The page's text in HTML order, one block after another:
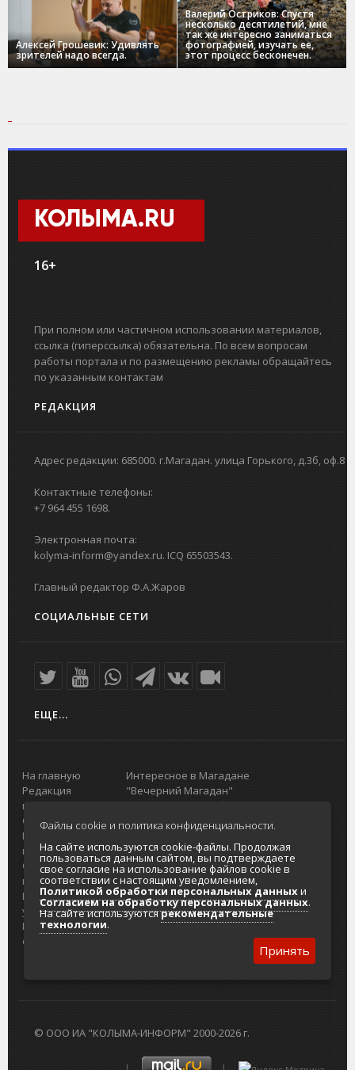
Алексей Грошевик: Удивлять
зрителей надо всегда.
Валерий Остриков: Спустя
несколько десятилетий, мне
так же интересно заниматься
фотографией, изучать ее,
этот процесс бесконечен.
КОЛЫМА.RU
16+
При полном или частичном использовании материалов,
ссылка (гиперссылка) обязательна. По всем вопросам
работы портала и по размещению рекламы обращайтесь
по указанным контактам
РЕДАКЦИЯ
Адрес редакции: 685000. г.Магадан. улица Горького, д.3б, оф.8
Контактные телефоны:
+7 964 455 1698.
Электронная почта:
kolyma-inform@yandex.ru. ICQ 65503543.
Главный редактор Ф.А.Жаров
СОЦИАЛЬНЫЕ СЕТИ
ЕЩЕ...
На главную
Редакция
портала
О проекте
Реклама на
портале
Отзывы и
предложения
Интернет-
услуги
Разработка
сайтов
Интересное в Магадане
"Вечерний Магадан"
Городская доска объявлений
Реклама
Главный туристический портал
Колымы
Политика в отношении обработки
персональных данных
Согласие на обработку персональных
данных
© ООО ИА "КОЛЫМА-ИНФОРМ" 2000-2026 г.
Файлы cookie и политика конфиденциальности.
На сайте используются cookie-файлы. Продолжая
пользоваться данным сайтом, вы подтверждаете
свое согласие на использование файлов cookie в
соответствии с настоящим уведомлением,
Политикой обработки персональных данныхи
Согласием на обработку персональных данных.
На сайте используютсярекомендательные
технологии.
Принять